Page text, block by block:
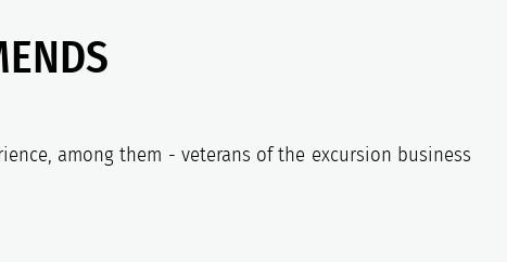
among them - veterans of the excursion business